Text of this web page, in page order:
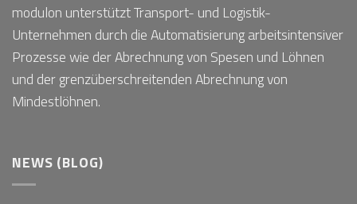
modulon unterstützt Transport- und Logistik-
Unternehmen durch die Automatisierung arbeitsintensiver
Prozesse wie der Abrechnung von Spesen und Löhnen
und der grenzüberschreitenden Abrechnung von
Mindestlöhnen.
NEWS (BLOG)